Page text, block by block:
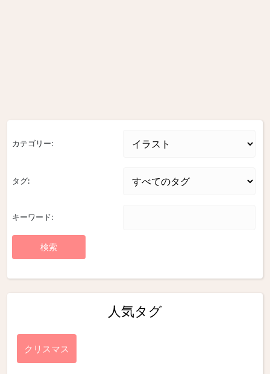
カテゴリー:
タグ:
キーワード:
人気タグ
クリスマス